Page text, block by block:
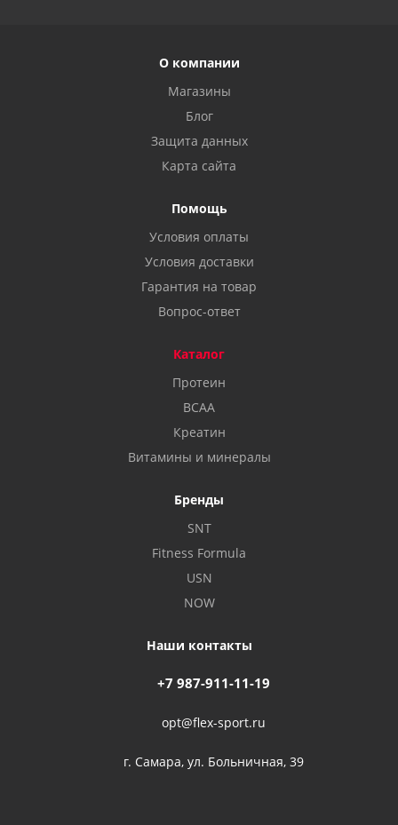
О компании
Магазины
Блог
Защита данных
Карта сайта
Помощь
Условия оплаты
Условия доставки
Гарантия на товар
Вопрос-ответ
Каталог
Протеин
BCAA
Креатин
Витамины и минералы
Бренды
SNT
Fitness Formula
USN
NOW
Наши контакты
+7 987-911-11-19
opt@flex-sport.ru
г. Самара, ул. Больничная, 39